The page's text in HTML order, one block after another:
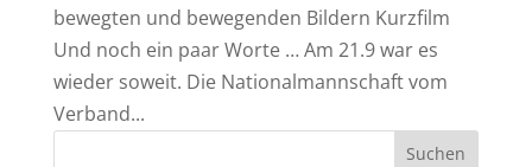
bewegten und bewegenden Bildern Kurzfilm
Und noch ein paar Worte … Am 21.9 war es
wieder soweit. Die Nationalmannschaft vom
Verband...